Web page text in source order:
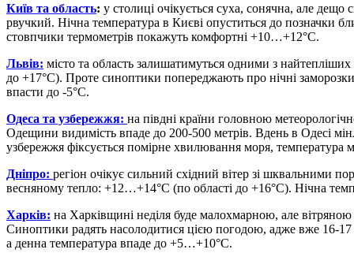
Київ та область: у столиці очікується суха, сонячна, але дещо
рвучкий. Нічна температура в Києві опуститься до позначки
стовпчики термометрів покажуть комфортні +10…+12°С.
Львів: місто та область залишатимуться одними з
до +17°С). Проте синоптики попереджають про нічні
впасти до -5°С.
Одеса та узбережжя: на півдні країни головною
Одещини видимість впаде до 200-500 метрів. Вдень в Одесі
узбережжя фіксується помірне хвилювання моря, температура
Дніпро: регіон очікує сильний східний вітер зі шквальними
весняному тепло: +12…+14°С (по області до +16°С). Нічна
Харків: на Харківщині неділя буде малохмарною, але
Синоптики радять насолодитися цією погодою, адже вже 16-17
а денна температура впаде до +5…+10°С.